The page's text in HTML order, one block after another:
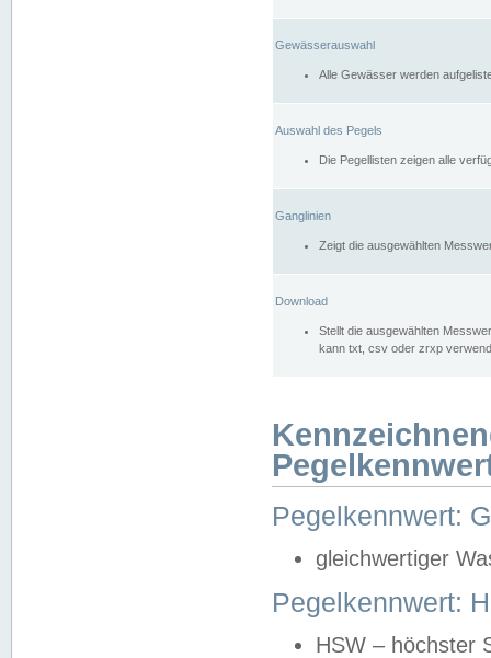
Gewässerauswahl
Alle Gewässer werden
Auswahl des Pegels
Die Pegellisten zeigen alle
Ganglinien
Zeigt die ausgewählten
Download
Stellt die ausgewählten
kann txt, csv oder zrxp
Pegelkennwert:
gleichwertiger
Pegelkennwert:
HSW – höchster